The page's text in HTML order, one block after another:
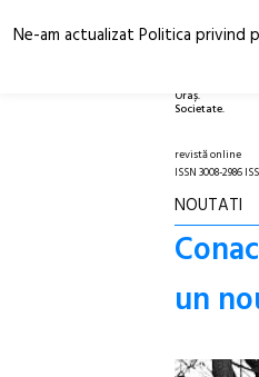
Oraș.
Societate.
revistă online
ISSN 3008-2986
NOUTATI
un
Ne-am actualizat Politica privind